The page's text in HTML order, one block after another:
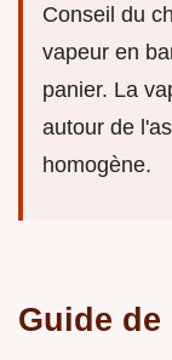
Conseil du
vapeur en
panier. La
autour de
homogène.
Guide